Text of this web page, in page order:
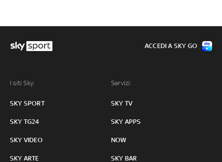
I siti Sky:
SKY SPORT
SKY TG24
SKY VIDEO
SKY ARTE
Servizi:
SKY TV
SKY APPS
NOW
SKY BAR
ACCEDI A SKY GO